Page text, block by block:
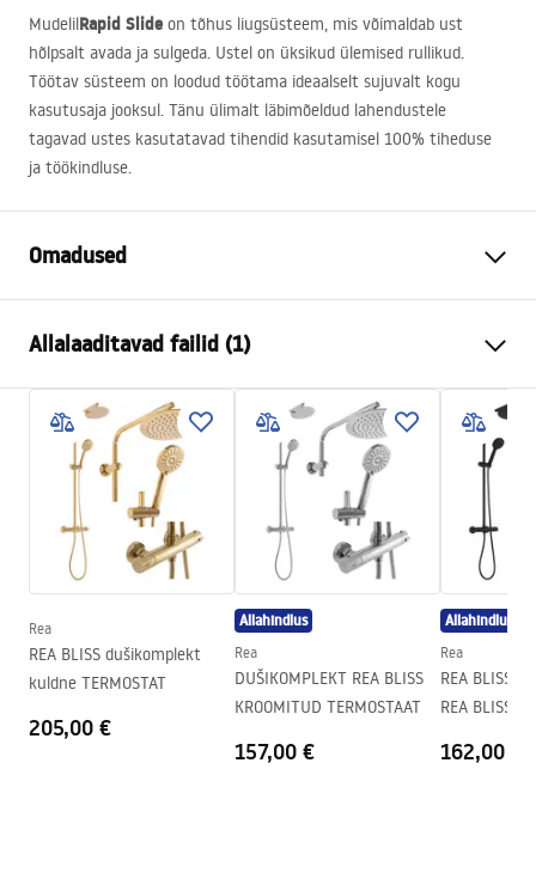
MudelilRapid Slide on tõhus liugsüsteem, mis võimaldab ust
hõlpsalt avada ja sulgeda. Ustel on üksikud ülemised rullikud.
Töötav süsteem on loodud töötama ideaalselt sujuvalt kogu
kasutusaja jooksul. Tänu ülimalt läbimõeldud lahendustele
tagavad ustes kasutatavad tihendid kasutamisel 100% tiheduse
ja töökindluse.
Omadused
130x80, 130x90, 130x100,
140x80, 140x90, 140x100,
150x80, 150x90, 150x100
Chrome
Kabiini tüüp
Nurgas
Klaasi värvus
Transparent 6mm
Libistades
Paigaldamine
Kõrgus (mm)
1950mm
Dušikabiini suund
Allalaaditavad failid (1)
shower manual
shower manual.pdf
Rea
REA BLISS dušikomplekt
kuldne TERMOSTAT
205,00 €
Allahindlus
Rea
DUŠIKOMPLEKT REA BLISS
KROOMITUD TERMOSTAAT
157,00 €
Allahindlus
Rea
REA BLISS
REA BLISS
162,00 €